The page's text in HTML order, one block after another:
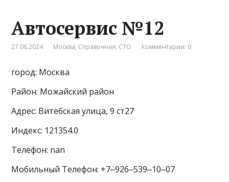
Автосервис №12
27.06.2024 Москва, Справочная, СТО Комментарии: 0
город: Москва
Район: Можайский район
Адрес: Витебская улица, 9 ст27
Индекс: 121354.0
Телефон: nan
Мобильный Телефон: +7‒926‒539‒10‒07